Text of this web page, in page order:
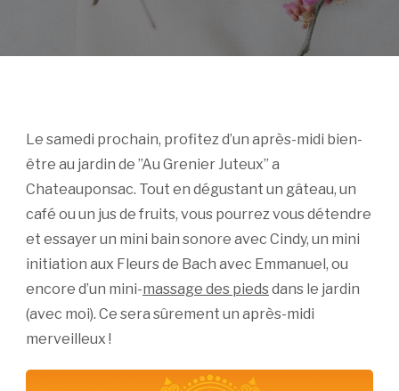
AU
Le samedi prochain, profitez d’un après-midi bien-
être au jardin de ”Au Grenier Juteux” a
Chateauponsac. Tout en dégustant un gâteau, un
café ou un jus de fruits, vous pourrez vous détendre
et essayer un mini bain sonore avec Cindy, un mini
initiation aux Fleurs de Bach avec Emmanuel, ou
encore d’un mini-massage des piedsdans le jardin
(avec moi). Ce sera sûrement un après-midi
merveilleux !